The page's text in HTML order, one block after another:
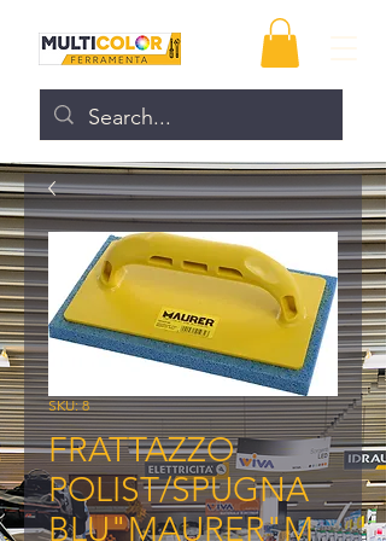
SKU: 8
FRATTAZZO
POLIST/SPUGNA
BLU"MAURER"M